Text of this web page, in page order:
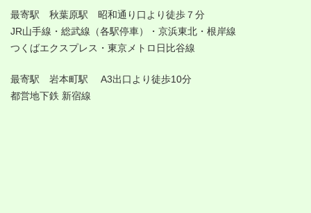
最寄駅 秋葉原駅 昭和通り口より徒歩７分
JR山手線・総武線（各駅停車）・京浜東北・根岸線
つくばエクスプレス・東京メトロ日比谷線
最寄駅 岩本町駅 A3出口より徒歩10分
都営地下鉄 新宿線